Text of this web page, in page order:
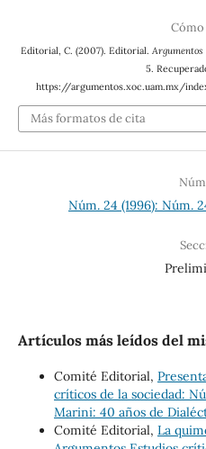
Editorial, C. (2007). Editorial.
5.
https://argumentos.xoc.uam.mx/
Más formatos de cita
Núm. 24 (1996): Núm.
Artículos más leídos del
Comité Editorial,
críticos de la sociedad:
Marini: 40 años de
Comité Editorial, La